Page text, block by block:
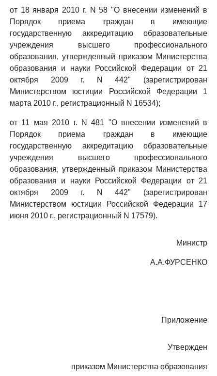
от 18 января 2010 г. N 58 "О внесении изменений в
Порядок приема граждан в имеющие
государственную аккредитацию образовательные
учреждения высшего профессионального
образования, утвержденный приказом Министерства
образования и науки Российской Федерации от 21
октября 2009 г. N 442" (зарегистрирован
Министерством юстиции Российской Федерации 1
марта 2010 г., регистрационный N 16534);
от 11 мая 2010 г. N 481 "О внесении изменений в
Порядок приема граждан в имеющие
государственную аккредитацию образовательные
учреждения высшего профессионального
образования, утвержденный приказом Министерства
образования и науки Российской Федерации от 21
октября 2009 г. N 442" (зарегистрирован
Министерством юстиции Российской Федерации 17
июня 2010 г., регистрационный N 17579).
Министр
А.А.ФУРСЕНКО
Приложение
Утвержден
приказом Министерства образования